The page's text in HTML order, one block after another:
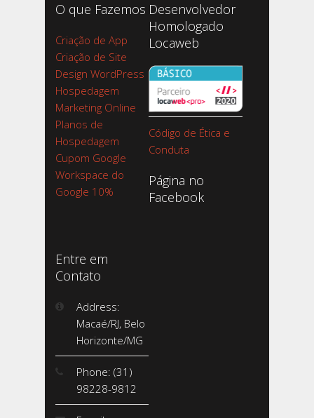
O que Fazemos
Criação de App
Criação de Site
Design WordPress
Hospedagem
Marketing Online
Planos de
Hospedagem
Cupom Google
Workspace do
Google 10%
Desenvolvedor
Homologado
Locaweb
Código de Ética e
Conduta
Página no
Facebook
Entre em
Contato
Address:
Macaé/RJ, Belo
Horizonte/MG
Phone: (31)
98228-9812